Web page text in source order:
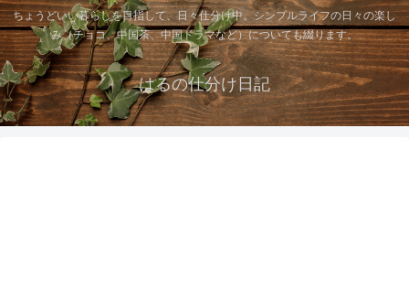
ちょうどいい暮らしを目指して、日々仕分け中。シンプルライフの日々の楽し
み（チョコ、中国茶、中国ドラマなど）についても綴ります。
はるの仕分け日記